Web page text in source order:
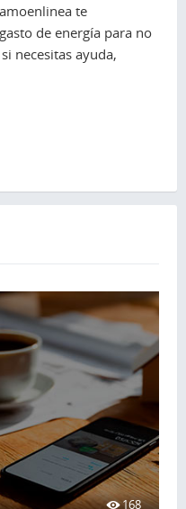
te
de energía para no
necesitas ayuda,
168